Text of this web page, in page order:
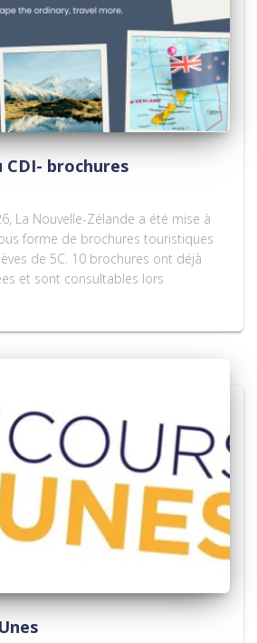
CDI- brochures
La Nouvelle-Zélande a été mise à
forme de brochures touristiques
de 5C. 10 brochures ont déjà
et sont consultables lors